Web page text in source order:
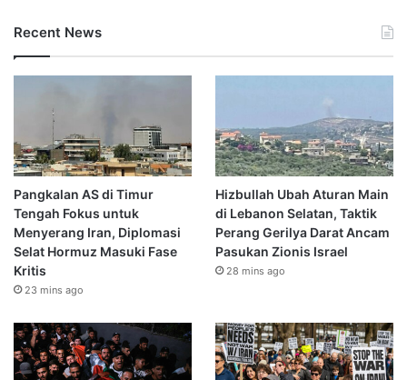
Recent News
Pangkalan AS di Timur
Tengah Fokus untuk
Menyerang Iran, Diplomasi
Selat Hormuz Masuki Fase
Kritis
23 mins ago
Hizbullah Ubah Aturan Main
di Lebanon Selatan, Taktik
Perang Gerilya Darat Ancam
Pasukan Zionis Israel
28 mins ago